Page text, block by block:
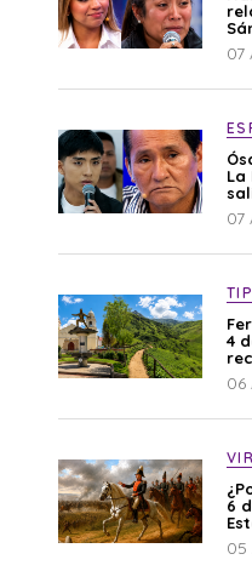
07
La
07
4
06
6
05